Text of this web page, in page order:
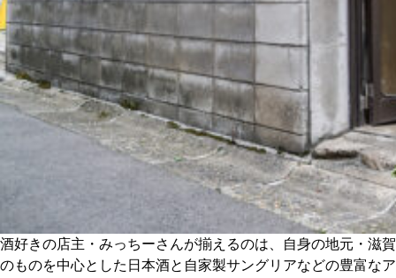
酒好きの店主・みっちーさんが揃えるのは、自身の地元・滋賀
のものを中心とした日本酒と自家製サングリアなどの豊富なア